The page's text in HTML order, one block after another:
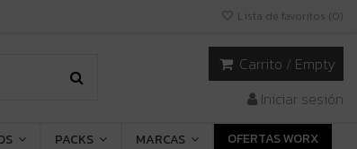
Lista de favoritos (0)
Carrito / Empty
Iniciar sesión
PACKS MARCAS
OFERTAS WORX